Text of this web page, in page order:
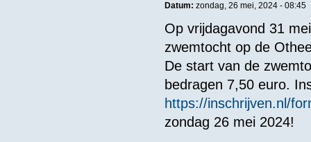
Datum: zondag, 26 mei, 2024 - 08:45
Op vrijdagavond 31
zwemtocht op de
De start van de
bedragen 7,50 euro.
https://inschrijven.nl/
zondag 26 mei 2024!